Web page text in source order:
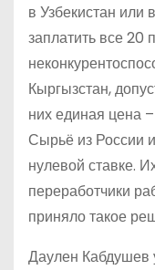
в Узбекистан или
заплатить все
Кыргызстан,
них единая цена
Сырьё из России
нулевой ставке.
переработчики
приняло такое
Даулен Кабдушев